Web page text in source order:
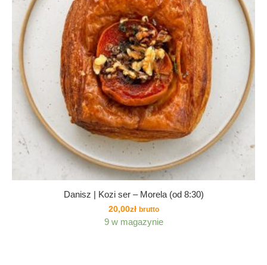
Danisz | Kozi ser – Morela (od 8:30)
20,00zł brutto
9 w magazynie